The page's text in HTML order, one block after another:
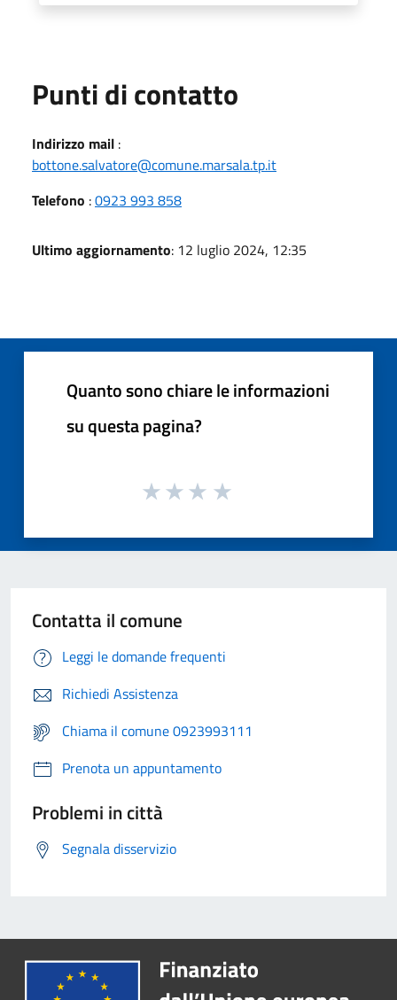
Punti di contatto
Indirizzo mail :
bottone.salvatore@comune.marsala.tp.it
Telefono :0923 993 858
Ultimo aggiornamento: 12 luglio 2024, 12:35
Quanto sono chiare le informazioni
su questa pagina?
Contatta il comune
Leggi le domande frequenti
Richiedi Assistenza
Chiama il comune 0923993111
Prenota un appuntamento
Problemi in città
Segnala disservizio